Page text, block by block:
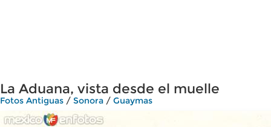
La Aduana, vista desde el muelle
Fotos Antiguas / Sonora / Guaymas